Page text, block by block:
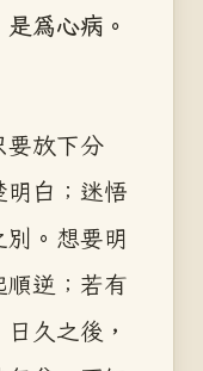
為心病。
要放下分
白；迷悟
。想要明
逆；若有
久之後，